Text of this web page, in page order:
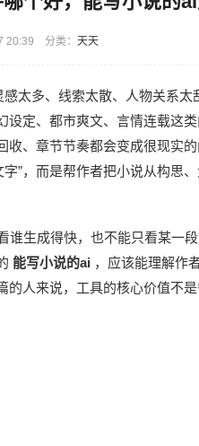
20:39 分类： 天天
太多、线索太散、人物关系
定、都市爽文、言情连载这
、章节节奏都会变成很现实
”，而是帮作者把小说从构思
谁生成得快，也不能只看某一
能写小说的ai ，应该能理解作
人来说，工具的核心价值不